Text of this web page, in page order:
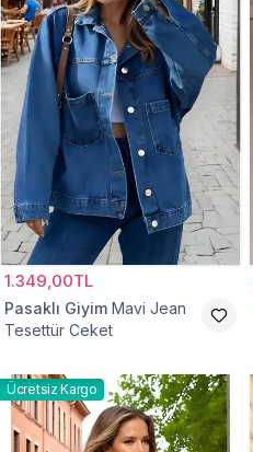
1.349,00TL
Pasaklı Giyim Mavi Jean
Tesettür Ceket
Ücretsiz Kargo